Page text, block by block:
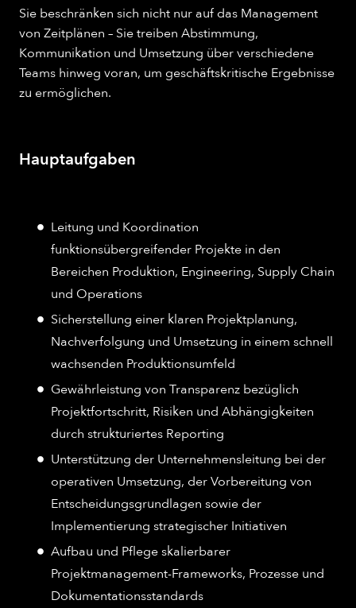
Sie beschränken sich nicht nur auf das Management
von Zeitplänen – Sie treiben Abstimmung,
Kommunikation und Umsetzung über verschiedene
Teams hinweg voran, um geschäftskritische Ergebnisse
zu ermöglichen.
Hauptaufgaben
Leitung und Koordination
funktionsübergreifender Projekte in den
Bereichen Produktion, Engineering, Supply Chain
und Operations
Sicherstellung einer klaren Projektplanung,
Nachverfolgung und Umsetzung in einem schnell
wachsenden Produktionsumfeld
Gewährleistung von Transparenz bezüglich
Projektfortschritt, Risiken und Abhängigkeiten
durch strukturiertes Reporting
Unterstützung der Unternehmensleitung bei der
operativen Umsetzung, der Vorbereitung von
Entscheidungsgrundlagen sowie der
Implementierung strategischer Initiativen
Aufbau und Pflege skalierbarer
Projektmanagement-Frameworks, Prozesse und
Dokumentationsstandards